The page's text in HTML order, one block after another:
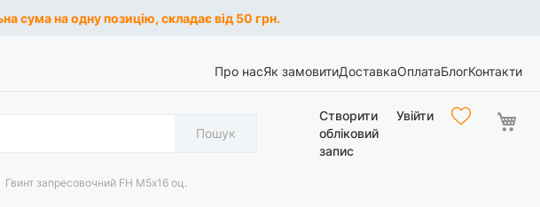
сума на одну позицію, складає від 50 грн.
Про насЯк замовитиДоставкаОплатаБлогКонтакти
Пошук
Створити
обліковий
запис
Увійти
Гвинт запресовочний FH М5х16 оц.